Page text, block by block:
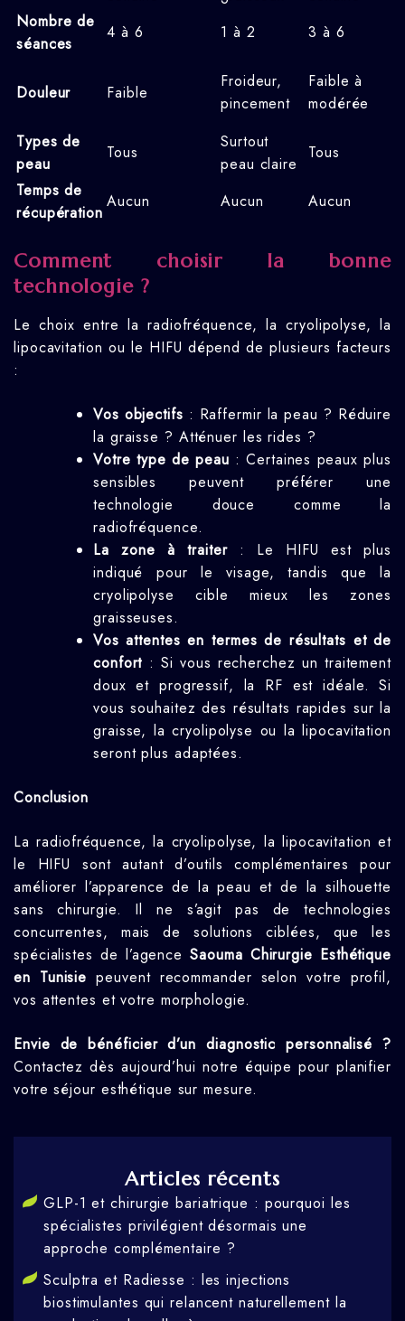
Nombre de
séances
4 à 6 1 à 2 3 à 6
Douleur Faible
Froideur,
pincement
Faible à
modérée
Types de
peau
Tous
Surtout
peau claire
Tous
Temps de
récupération
Aucun Aucun Aucun
Comment choisir la bonne
technologie ?
Le choix entre la radiofréquence, la cryolipolyse, la
lipocavitation ou le HIFU dépend de plusieurs facteurs
:
Vos objectifs : Raffermir la peau ? Réduire
la graisse ? Atténuer les rides ?
Votre type de peau : Certaines peaux plus
sensibles peuvent préférer une
technologie douce comme la
radiofréquence.
La zone à traiter: Le HIFU est plus
indiqué pour le visage, tandis que la
cryolipolyse cible mieux les zones
graisseuses.
Vos attentes en termes de résultats et de
confort : Si vous recherchez un traitement
doux et progressif, la RF est idéale. Si
vous souhaitez des résultats rapides sur la
graisse, la cryolipolyse ou la lipocavitation
seront plus adaptées.
Conclusion
La radiofréquence, la cryolipolyse, la lipocavitation et
le HIFU sont autant d’outils complémentaires pour
améliorer l’apparence de la peau et de la silhouette
sans chirurgie. Il ne s’agit pas de technologies
concurrentes, mais de solutions ciblées, que les
spécialistes de l’agenceSaouma Chirurgie Esthétique
en Tunisie peuvent recommander selon votre profil,
vos attentes et votre morphologie.
Envie de bénéficier d’un diagnostic personnalisé ?
Contactez dès aujourd’hui notre équipe pour planifier
votre séjour esthétique sur mesure.
Articles récents
GLP-1 et chirurgie bariatrique : pourquoi les
spécialistes privilégient désormais une
approche complémentaire ?
Sculptra et Radiesse : les injections
biostimulantes qui relancent naturellement la